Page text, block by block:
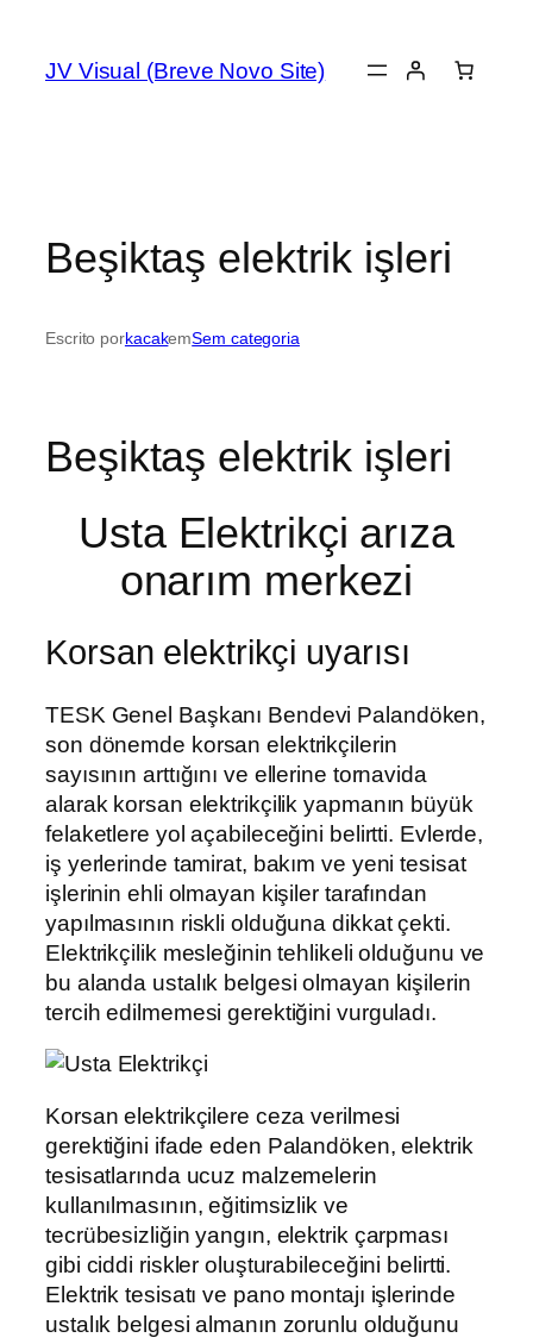
JV Visual (Breve Novo Site)
Beşiktaş elektrik işleri
Escrito porkacakemSem categoria
Beşiktaş elektrik işleri
Usta Elektrikçi arıza
onarım merkezi
Korsan elektrikçi uyarısı
TESK Genel Başkanı Bendevi Palandöken,
son dönemde korsan elektrikçilerin
sayısının arttığını ve ellerine tornavida
alarak korsan elektrikçilik yapmanın büyük
felaketlere yol açabileceğini belirtti. Evlerde,
iş yerlerinde tamirat, bakım ve yeni tesisat
işlerinin ehli olmayan kişiler tarafından
yapılmasının riskli olduğuna dikkat çekti.
Elektrikçilik mesleğinin tehlikeli olduğunu ve
bu alanda ustalık belgesi olmayan kişilerin
tercih edilmemesi gerektiğini vurguladı.
Korsan elektrikçilere ceza verilmesi
gerektiğini ifade eden Palandöken, elektrik
tesisatlarında ucuz malzemelerin
kullanılmasının, eğitimsizlik ve
tecrübesizliğin yangın, elektrik çarpması
gibi ciddi riskler oluşturabileceğini belirtti.
Elektrik tesisatı ve pano montajı işlerinde
ustalık belgesi almanın zorunlu olduğunu